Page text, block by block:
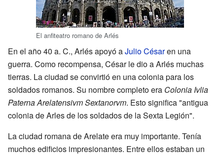
El anfiteatro romano de Arlés
En el año 40 a. C., Arlés apoyó aJulio Césaren una
guerra. Como recompensa, César le dio a Arlés muchas
tierras. La ciudad se convirtió en una colonia para los
soldados romanos. Su nombre completo era Colonia Ivlia
Paterna Arelatensivm Sextanorvm. Esto significa "antigua
colonia de Arles de los soldados de la Sexta Legión".
La ciudad romana de Arelate era muy importante. Tenía
muchos edificios impresionantes. Entre ellos estaban un